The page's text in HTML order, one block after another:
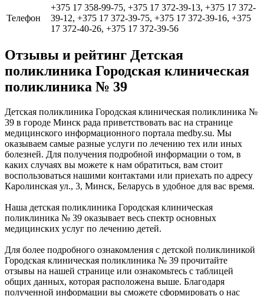
Телефон
+375 17 358-99-75, +375 17 372-39-13, +375 17 372-
39-12, +375 17 372-39-75, +375 17 372-39-16, +375
17 372-40-26, +375 17 372-39-56
Отзывы и рейтинг Детская
поликлиника Городская клиническая
поликлиника № 39
Детская поликлиника Городская клиническая поликлиника №
39 в городе Минск рада приветствовать вас на странице
медицинского информационного портала medby.su. Мы
оказываем самые разные услуги по лечению тех или иных
болезней. Для получения подробной информации о том, в
каких случаях вы можете к нам обратиться, вам стоит
воспользоваться нашими контактами или приехать по адресу
Каролинская ул., 3, Минск, Беларусь в удобное для вас время.
Наша детская поликлиника Городская клиническая
поликлиника № 39 оказывает весь спектр основных
медицинских услуг по лечению детей.
Для более подробного ознакомления с детской поликлиникой
Городская клиническая поликлиника № 39 прочитайте
отзывы на нашей странице или ознакомьтесь с таблицей
общих данных, которая расположена выше. Благодаря
полученной информации вы сможете сформировать о нас